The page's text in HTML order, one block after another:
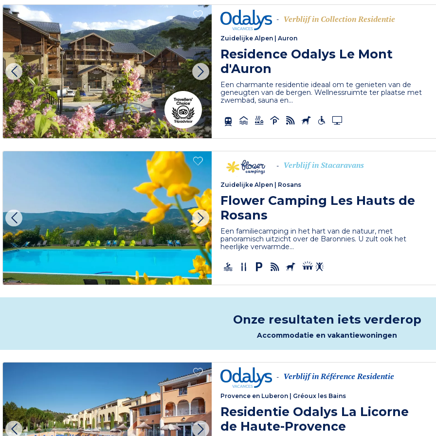
- Verblijf in Collection Residentie
Zuidelijke Alpen |Auron
Residence Odalys Le Mont
d'Auron
Een charmante residentie ideaal om te genieten van de
geneugten van de bergen. Wellnessruimte ter plaatse met
zwembad, sauna en...
- Verblijf in Stacaravans
Zuidelijke Alpen Rosans
Flower Camping Les Hauts de
Rosans
Een familiecamping in het hart van de natuur, met
panoramisch uitzicht over de Baronnies. U zult ook het
heerlijke verwarmde...
Onze resultaten iets verderop
Accommodatie en vakantiewoningen
- Verblijf in Référence Residentie
Provence en Luberon Gréoux les Bains
Residentie Odalys La Licorne
de Haute-Provence